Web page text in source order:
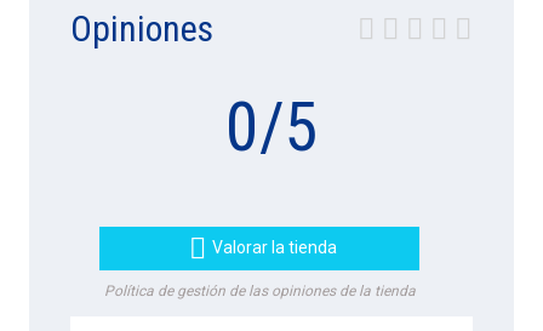
Opiniones
0/5
 Valorar la tienda
Política de gestión de las opiniones de la tienda